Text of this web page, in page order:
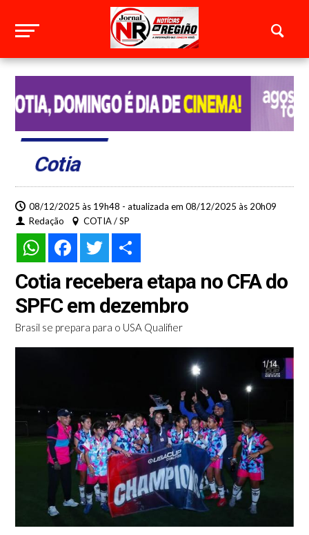
Cotia
08/12/2025 às 19h48 - atualizada em 08/12/2025 às 20h09
Redação
COTIA / SP
WhatsAppFacebookTwitter
Cotia recebera etapa no CFA do
SPFC em dezembro
Brasil se prepara para o USA Qualifier